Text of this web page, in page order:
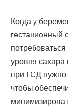
Когда у
гестационный
уровня
при ГСД нужно
чтобы